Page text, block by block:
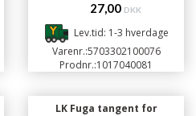
27,00 DKK
Lev.tid: 1-3 hverdage
Varenr.:5703302100076
Prodnr.:1017040081
LK Fuga tangent for